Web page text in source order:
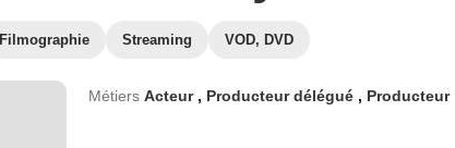
Filmographie Streaming VOD, DVD
Métiers Acteur , Producteur délégué , Producteur